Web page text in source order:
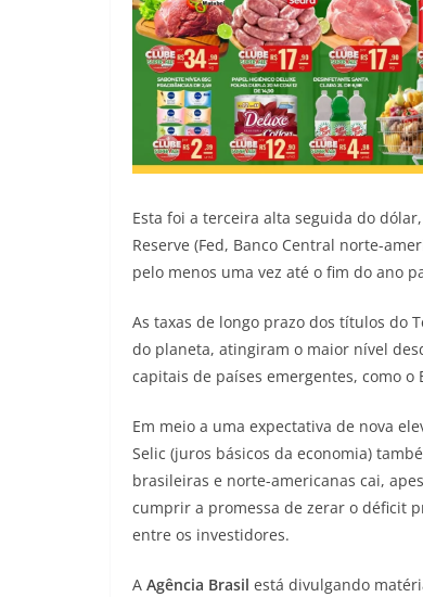
Esta foi a terceira alta seguida do
Reserve (Fed, Banco Central norte-
pelo menos uma vez até o fim do ano
As taxas de longo prazo dos títulos do
do planeta, atingiram o maior nível
capitais de países emergentes, como o
Em meio a uma expectativa de nova
Selic (juros básicos da economia)
brasileiras e norte-americanas cai,
cumprir a promessa de zerar o déficit
entre os investidores.
A Agência Brasil está divulgando